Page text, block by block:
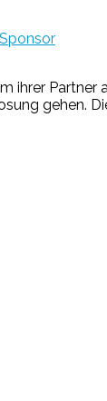
ihrer
gehen.